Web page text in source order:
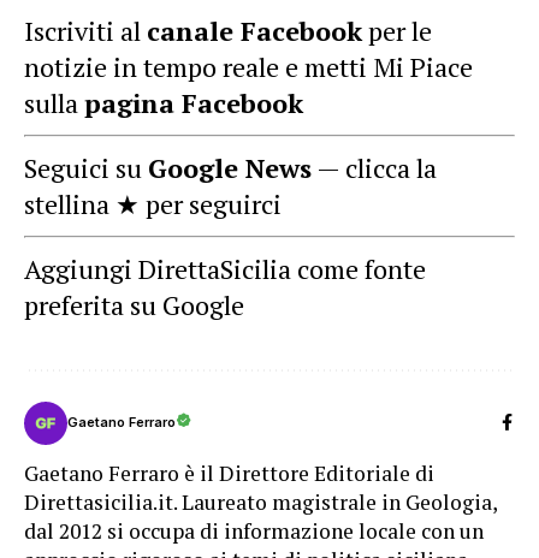
Iscriviti al canale Facebookper le
notizie in tempo reale e metti Mi Piace
sullapagina Facebook
Seguici su Google News — clicca la
stellina ★ per seguirci
Aggiungi DirettaSicilia come fonte
preferita su Google
Gaetano Ferraro
Gaetano Ferraro è il Direttore Editoriale di
Direttasicilia.it. Laureato magistrale in Geologia,
dal 2012 si occupa di informazione locale con un